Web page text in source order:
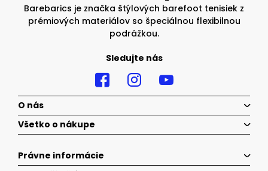
Barebarics je značka štýlových barefoot tenisiek z
prémiových materiálov so špeciálnou flexibilnou
podrážkou.
Sledujte nás
O nás
Všetko o nákupe
Právne informácie